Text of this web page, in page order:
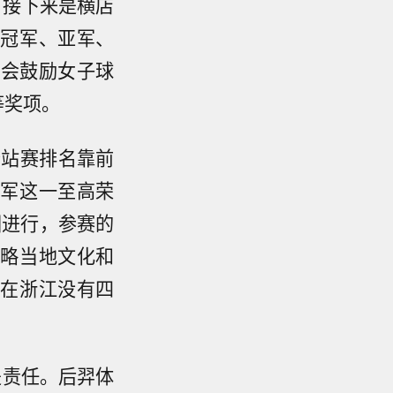
军、亚军、
鼓励女子球
项。
赛排名靠前
这一至高荣
行，参赛的
当地文化和
浙江没有四
任。后羿体